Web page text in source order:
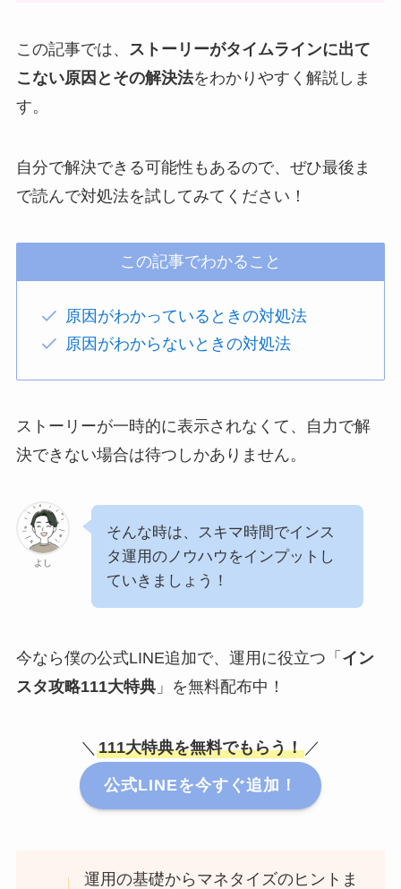
この記事では、
ストーリーがタイムラインに出て
こない原因とその解決法をわかりやすく解説しま
す。
自分で解決できる可能性もあるので、ぜひ最後ま
で読んで対処法を試してみてください！
この記事でわかること
原因がわかっているときの対処法
原因がわからないときの対処法
ストーリーが一時的に表示されなくて、自力で解
決できない場合は待つしかありません。
よし
そんな時は、スキマ時間でインス
タ運用のノウハウをインプットし
ていきましょう！
今なら僕の公式LINE追加で、運用に役立つ「 イン
スタ攻略111大特典」を無料配布中！
＼ 111大特典を無料でもらう！ ／
公式LINEを今すぐ追加！
運用の基礎からマネタイズのヒントま